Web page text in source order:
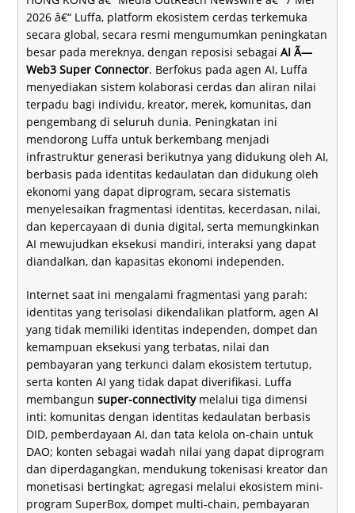
2026 â€“ Luffa, platform ekosistem cerdas terkemuka
secara global, secara resmi mengumumkan peningkatan
besar pada mereknya, dengan reposisi sebagaiAI Ã—
Web3 Super Connector. Berfokus pada agen AI, Luffa
menyediakan sistem kolaborasi cerdas dan aliran nilai
terpadu bagi individu, kreator, merek, komunitas, dan
pengembang di seluruh dunia. Peningkatan ini
mendorong Luffa untuk berkembang menjadi
infrastruktur generasi berikutnya yang didukung oleh AI,
berbasis pada identitas kedaulatan dan didukung oleh
ekonomi yang dapat diprogram, secara sistematis
menyelesaikan fragmentasi identitas, kecerdasan, nilai,
dan kepercayaan di dunia digital, serta memungkinkan
AI mewujudkan eksekusi mandiri, interaksi yang dapat
diandalkan, dan kapasitas ekonomi independen.
Internet saat ini mengalami fragmentasi yang parah:
identitas yang terisolasi dikendalikan platform, agen AI
yang tidak memiliki identitas independen, dompet dan
kemampuan eksekusi yang terbatas, nilai dan
pembayaran yang terkunci dalam ekosistem tertutup,
serta konten AI yang tidak dapat diverifikasi. Luffa
membangunsuper-connectivitymelalui tiga dimensi
inti: komunitas dengan identitas kedaulatan berbasis
DID, pemberdayaan AI, dan tata kelola on-chain untuk
DAO; konten sebagai wadah nilai yang dapat diprogram
dan diperdagangkan, mendukung tokenisasi kreator dan
monetisasi bertingkat; agregasi melalui ekosistem mini-
program SuperBox, dompet multi-chain, pembayaran